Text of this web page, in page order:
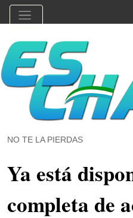
NO TE LA PIERDAS
Ya está
completa de